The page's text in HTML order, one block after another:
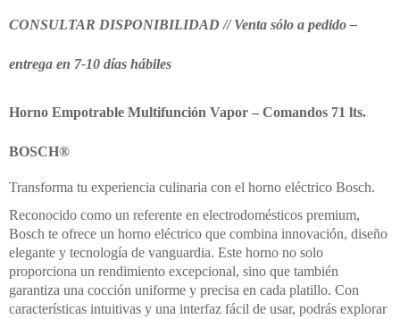
CONSULTAR DISPONIBILIDAD // Venta sólo a pedido –
entrega en 7-10 días hábiles
Horno Empotrable Multifunción Vapor – Comandos 71 lts.
BOSCH®
Transforma tu experiencia culinaria con el horno eléctrico Bosch.
Reconocido como un referente en electrodomésticos premium,
Bosch te ofrece un horno eléctrico que combina innovación, diseño
elegante y tecnología de vanguardia. Este horno no solo
proporciona un rendimiento excepcional, sino que también
garantiza una cocción uniforme y precisa en cada platillo. Con
características intuitivas y una interfaz fácil de usar, podrás explorar